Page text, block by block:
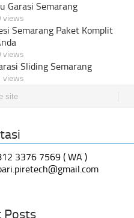
Garasi Semarang
views
Semarang Paket Komplit
views
Sliding Semarang
views
3376 7569 ( WA )
Posts